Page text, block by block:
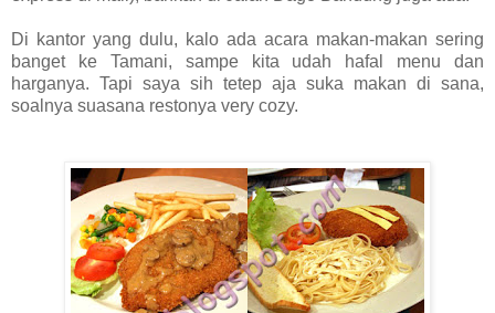
Di kantor yang dulu, kalo ada acara makan-makan sering
banget ke Tamani, sampe kita udah hafal menu dan
harganya. Tapi saya sih tetep aja suka makan di sana,
soalnya suasana restonya very cozy.